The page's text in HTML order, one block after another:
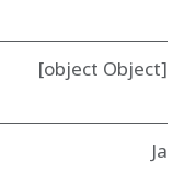
[object Object]
Ja